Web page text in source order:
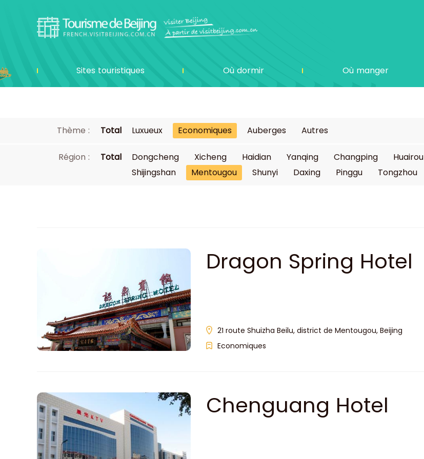
Sites touristiques Où dormir Où manger
Thème : Total Luxueux Economiques Auberges Autres
Région : Total Dongcheng Xicheng Haidian Yanqing Changping Huairou
Shijingshan
Mentougou Shunyi Daxing Pinggu Tongzhou
Dragon Spring Hotel
21 route Shuizha Beilu, district de Mentougou, Beijing
Economiques
Chenguang Hotel